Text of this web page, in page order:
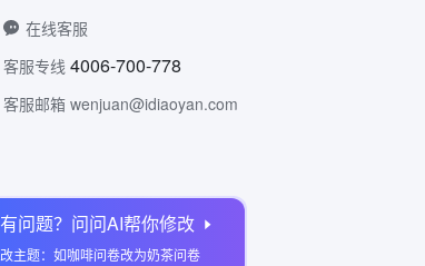
有问题？问问AI帮你修改
改主题：如咖啡问卷改为奶茶问卷
在线客服
客服专线 4006-700-778
客服邮箱 wenjuan@idiaoyan.com
问卷网公众号